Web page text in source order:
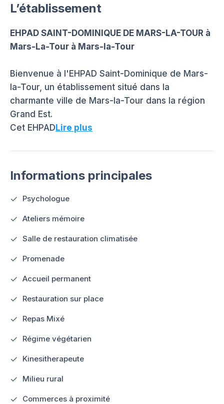
L’établissement
EHPAD SAINT-DOMINIQUE DE MARS-LA-TOUR à
Mars-La-Tour à Mars-la-Tour
Bienvenue à l'EHPAD Saint-Dominique de Mars-
la-Tour, un établissement situé dans la
charmante ville de Mars-la-Tour dans la région
Grand Est.
Cet EHPADLire plus
Informations principales
Psychologue
Ateliers mémoire
Salle de restauration climatisée
Promenade
Accueil permanent
Restauration sur place
Repas Mixé
Régime végétarien
Kinesitherapeute
Milieu rural
Commerces à proximité